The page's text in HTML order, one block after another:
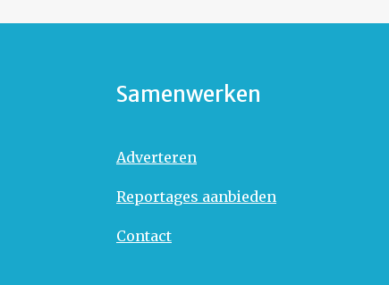
Samenwerken
Adverteren
Reportages aanbieden
Contact